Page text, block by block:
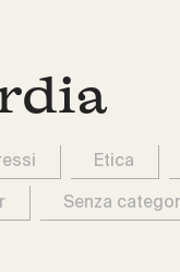
Etica
Senza